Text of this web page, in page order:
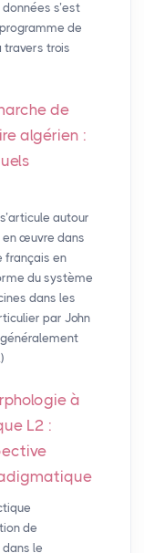
s’est
de
travers trois
de
algérien :
autour
en œuvre dans
français en
du système
dans les
par John
généralement
à
L2 :
de
le